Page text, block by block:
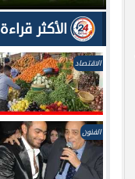
الأكثر قراءة
الاقتصاد
الفنون